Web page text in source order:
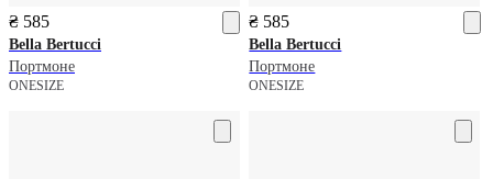
₴ 585
Bella Bertucci
Портмоне
ONESIZE
₴ 585
Bella Bertucci
Портмоне
ONESIZE